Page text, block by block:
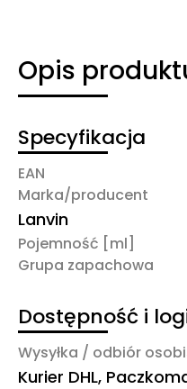
Opis
Specyfikacja
EAN
Marka/producent
Lanvin
Pojemność [ml]
Grupa zapachowa
Dostępność i
Wysyłka / odbiór
Kurier DHL,